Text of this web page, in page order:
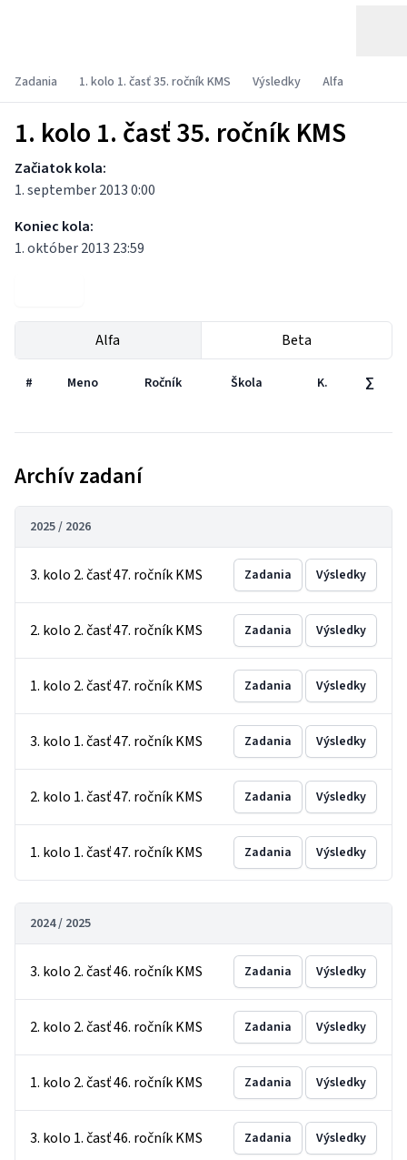
Zadania 1. kolo 1. časť 35. ročník KMS Výsledky Alfa
1. kolo 1. časť 35. ročník KMS
Začiatok kola:
1. september 2013 0:00
Koniec kola:
1. október 2013 23:59
Alfa Beta
# Meno Ročník Škola K. ∑
Archív zadaní
2025 / 2026
3. kolo 2. časť 47. ročník KMS Zadania Výsledky
2. kolo 2. časť 47. ročník KMS Zadania Výsledky
1. kolo 2. časť 47. ročník KMS Zadania Výsledky
3. kolo 1. časť 47. ročník KMS Zadania Výsledky
2. kolo 1. časť 47. ročník KMS Zadania Výsledky
1. kolo 1. časť 47. ročník KMS Zadania Výsledky
2024 / 2025
3. kolo 2. časť 46. ročník KMS Zadania Výsledky
2. kolo 2. časť 46. ročník KMS Zadania Výsledky
1. kolo 2. časť 46. ročník KMS Zadania Výsledky
3. kolo 1. časť 46. ročník KMS Zadania Výsledky